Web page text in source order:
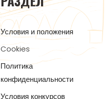
Условия и положения
Cookies
Политика
конфиденциальности
Условия конкурсов